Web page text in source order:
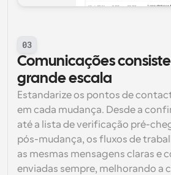
03
Comunicações
grande escala
Estandarize os pontos de
em cada mudança. Desde a
até a lista de verificação pré-
pós-mudança, os fluxos de
as mesmas mensagens claras e
enviadas sempre, melhorando a